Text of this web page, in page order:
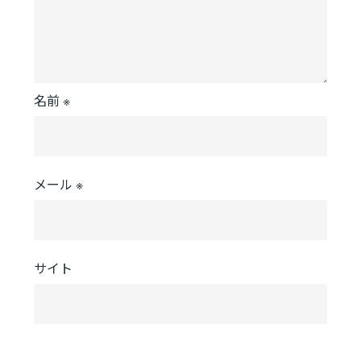
名前※
メール※
サイト